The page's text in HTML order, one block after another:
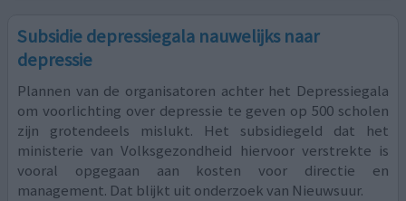
Subsidie depressiegala nauwelijks naar
depressie
Plannen van de organisatoren achter het Depressiegala
om voorlichting over depressie te geven op 500 scholen
zijn grotendeels mislukt. Het subsidiegeld dat het
ministerie van Volksgezondheid hiervoor verstrekte is
vooral opgegaan aan kosten voor directie en
management. Dat blijkt uit onderzoek van Nieuwsuur.